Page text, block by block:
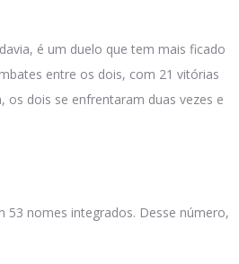
é um duelo que tem mais ficado
entre os dois, com 21 vitórias
os dois se enfrentaram duas vezes e
53 nomes integrados. Desse número,